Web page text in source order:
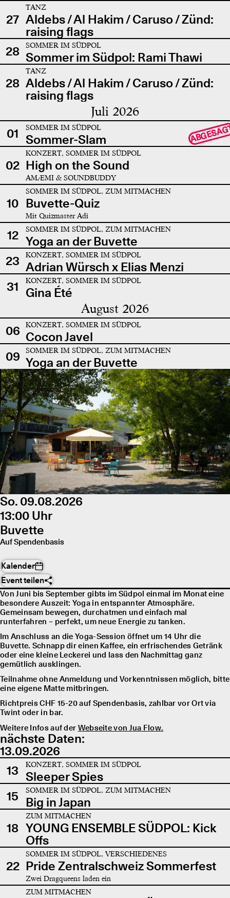
27
TANZ
Aldebs / Al Hakim / Caruso / Zünd:
raising flags
28
SOMMER IM SÜDPOL
Sommer im Südpol: Rami Thawi
28
TANZ
Aldebs / Al Hakim / Caruso / Zünd:
raising flags
Juli 2026
01 SOMMER IM SÜDPOL
Sommer-Slam
02
KONZERT, SOMMER IM SÜDPOL
High on the Sound
AMÆMI & SOUNDBUDDY
10
SOMMER IM SÜDPOL, ZUM MITMACHEN
Buvette-Quiz
Mit Quizmaster Adi
12 SOMMER IM SÜDPOL, ZUM MITMACHEN
Yoga an der Buvette
23
KONZERT, SOMMER IM SÜDPOL
Adrian Würsch x Elias Menzi
31
KONZERT, SOMMER IM SÜDPOL
Gina Été
August 2026
06 KONZERT, SOMMER IM SÜDPOL
Cocon Javel
09
SOMMER IM SÜDPOL, ZUM MITMACHEN
Yoga an der Buvette
So. 09.08.2026
13:00 Uhr
Buvette
Auf Spendenbasis
Kalender
Event teilen
Von Juni bis September gibts im Südpol einmal im Monat eine
besondere Auszeit: Yoga in entspannter Atmosphäre.
Gemeinsam bewegen, durchatmen und einfach mal
runterfahren – perfekt, um neue Energie zu tanken.
Im Anschluss an die Yoga-Session öffnet um 14 Uhr die
Buvette. Schnapp dir einen Kaffee, ein erfrischendes Getränk
oder eine kleine Leckerei und lass den Nachmittag ganz
gemütlich ausklingen.
Teilnahme ohne Anmeldung und Vorkenntnissen möglich, bitte
eine eigene Matte mitbringen.
Richtpreis CHF 15-20 auf Spendenbasis, zahlbar vor Ort via
Twint oder in bar.
Weitere Infos auf der Webseite von Jua Flow.
nächste Daten:
13.09.2026
13
KONZERT, SOMMER IM SÜDPOL
Sleeper Spies
15
SOMMER IM SÜDPOL, ZUM MITMACHEN
Big in Japan
18
ZUM MITMACHEN
YOUNG ENSEMBLE SÜDPOL: Kick
Offs
22
SOMMER IM SÜDPOL, VERSCHIEDENES
Pride Zentralschweiz Sommerfest
Zwei Dragqueens laden ein
ZUM MITMACHEN